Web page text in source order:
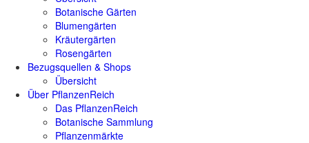
Botanische Gärten
Blumengärten
Kräutergärten
Rosengärten
Bezugsquellen & Shops
Übersicht
Über PflanzenReich
Das PflanzenReich
Botanische Sammlung
Pflanzenmärkte